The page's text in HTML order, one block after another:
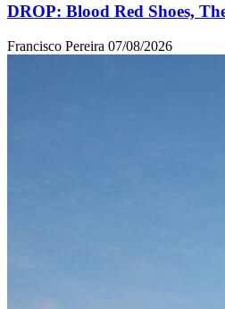
DROP: Blood Red Shoes,
Francisco Pereira 07/08/2026